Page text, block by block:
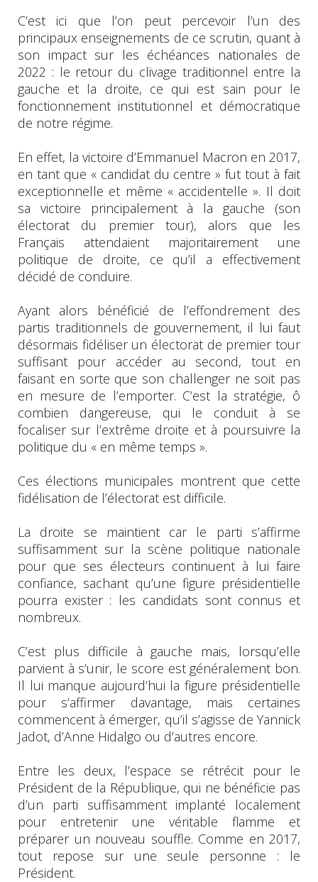
C’est ici que l’on peut percevoir l’un des
principaux enseignements de ce scrutin, quant à
son impact sur les échéances nationales de
2022 : le retour du clivage traditionnel entre la
gauche et la droite, ce qui est sain pour le
fonctionnement institutionnel et démocratique
de notre régime.
En effet, la victoire d’Emmanuel Macron en 2017,
en tant que « candidat du centre » fut tout à fait
exceptionnelle et même « accidentelle ». Il doit
sa victoire principalement à la gauche (son
électorat du premier tour), alors que les
Français attendaient majoritairement une
politique de droite, ce qu’il a effectivement
décidé de conduire.
Ayant alors bénéficié de l’effondrement des
partis traditionnels de gouvernement, il lui faut
désormais fidéliser un électorat de premier tour
suffisant pour accéder au second, tout en
faisant en sorte que son challenger ne soit pas
en mesure de l’emporter. C’est la stratégie, ô
combien dangereuse, qui le conduit à se
focaliser sur l’extrême droite et à poursuivre la
politique du « en même temps ».
Ces élections municipales montrent que cette
fidélisation de l’électorat est difficile.
La droite se maintient car le parti s’affirme
suffisamment sur la scène politique nationale
pour que ses électeurs continuent à lui faire
confiance, sachant qu’une figure présidentielle
pourra exister : les candidats sont connus et
nombreux.
C’est plus difficile à gauche mais, lorsqu’elle
parvient à s’unir, le score est généralement bon.
Il lui manque aujourd’hui la figure présidentielle
pour s’affirmer davantage, mais certaines
commencent à émerger, qu’il s’agisse de Yannick
Jadot, d’Anne Hidalgo ou d’autres encore.
Entre les deux, l’espace se rétrécit pour le
Président de la République, qui ne bénéficie pas
d’un parti suffisamment implanté localement
pour entretenir une véritable flamme et
préparer un nouveau souffle. Comme en 2017,
tout repose sur une seule personne : le
Président.